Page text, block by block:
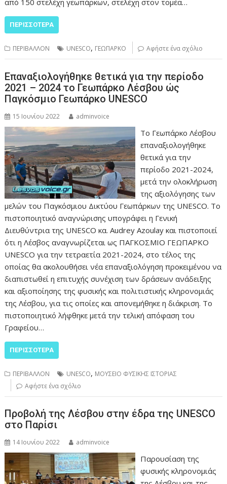
από 150 στελέχη γεωπάρκων, στελέχη στον τομέα…
ΠΕΡΙΣΣΌΤΕΡΑ
ΠΕΡΙΒΑΛΛΟΝ UNESCO, ΓΕΩΠΑΡΚΟ Αφήστε ένα σχόλιο
Επαναξιολογήθηκε θετικά για την περίοδο
2021 – 2024 το Γεωπάρκο Λέσβου ώς
Παγκόσμιο Γεωπάρκο UNESCO
15 Ιουνίου 2022 adminvoice
Το Γεωπάρκο Λέσβου
επαναξιολογήθηκε
θετικά για την
περίοδο 2021-2024,
μετά την ολοκλήρωση
της αξιολόγησης των
μελών του Παγκόσμιου Δικτύου Γεωπάρκων της UNESCO. Το
πιστοποιητικό αναγνώρισης υπογράφει η Γενική
Διευθύντρια της UNESCO κα. Audrey Azoulay και πιστοποιεί
ότι η Λέσβος αναγνωρίζεται ως ΠΑΓΚΟΣΜΙΟ ΓΕΩΠΑΡΚΟ
UNESCO για την τετραετία 2021-2024, στο τέλος της
οποίας θα ακολουθήσει νέα επαναξιολόγηση προκειμένου να
διαπιστωθεί η επιτυχής συνέχιση των δράσεων ανάδειξης
και αξιοποίησης της φυσικής και πολιτιστικής κληρονομιάς
της Λέσβου, για τις οποίες και απονεμήθηκε η διάκριση. Το
πιστοποιητικό λήφθηκε μετά την τελική απόφαση του
Γραφείου…
ΠΕΡΙΣΣΌΤΕΡΑ
ΠΕΡΙΒΑΛΛΟΝ UNESCO, ΜΟΥΣΕΙΟ ΦΥΣΙΚΗΣ ΙΣΤΟΡΙΑΣ
Αφήστε ένα σχόλιο
Προβολή της Λέσβου στην έδρα της UNESCO
στο Παρίσι
14 Ιουνίου 2022 adminvoice
Παρουσίαση της
φυσικής κληρονομιάς